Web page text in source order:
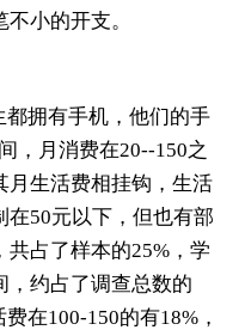
小的开支。
都拥有手机，他们的手
，月消费在20--150之
月生活费相挂钩，生活
在50元以下，但也有部
占了样本的25%，学
，约占了调查总数的
在100-150的有18%，